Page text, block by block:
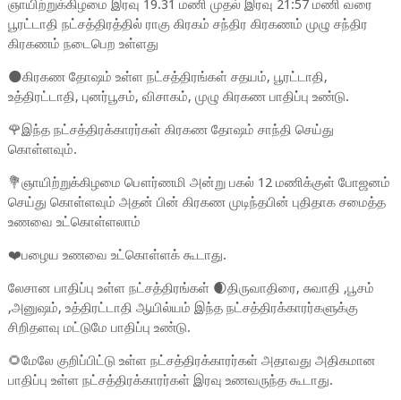
ஞாயிற்றுக்கிழமை இரவு 19.31 மணி முதல் இரவு 21:57 மணி வரை
பூரட்டாதி நட்சத்திரத்தில் ராகு கிரகம் சந்திர கிரகணம் முழு சந்திர
கிரகணம் நடைபெற உள்ளது
🌑கிரகண தோஷம் உள்ள நட்சத்திரங்கள் சதயம், பூரட்டாதி,
உத்திரட்டாதி, புனர்பூசம், விசாகம், முழு கிரகண பாதிப்பு உண்டு.
🌹இந்த நட்சத்திரக்காரர்கள் கிரகண தோஷம் சாந்தி செய்து
கொள்ளவும்.
💐ஞாயிற்றுக்கிழமை பௌர்ணமி அன்று பகல் 12 மணிக்குள் போஜனம்
செய்து கொள்ளவும் அதன் பின் கிரகண முடிந்தபின் புதிதாக சமைத்த
உணவை உட்கொள்ளலாம்
❤️பழைய உணவை உட்கொள்ளக் கூடாது.
லேசான பாதிப்பு உள்ள நட்சத்திரங்கள் 🌒திருவாதிரை, சுவாதி ,பூசம்
,அனுஷம், உத்திரட்டாதி ஆயில்யம் இந்த நட்சத்திரக்காரர்களுக்கு
சிறிதளவு மட்டுமே பாதிப்பு உண்டு.
🌻மேலே குறிப்பிட்டு உள்ள நட்சத்திரக்காரர்கள் அதாவது அதிகமான
பாதிப்பு உள்ள நட்சத்திரக்காரர்கள் இரவு உணவருந்த கூடாது.